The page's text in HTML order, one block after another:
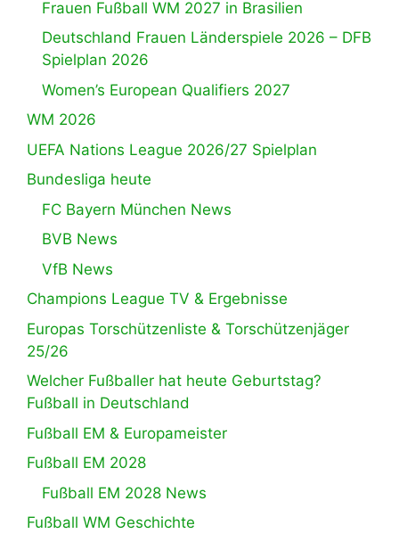
Frauen Fußball WM 2027 in Brasilien
Deutschland Frauen Länderspiele 2026 – DFB
Spielplan 2026
Women’s European Qualifiers 2027
WM 2026
UEFA Nations League 2026/27 Spielplan
Bundesliga heute
FC Bayern München News
BVB News
VfB News
Champions League TV & Ergebnisse
Europas Torschützenliste & Torschützenjäger
25/26
Welcher Fußballer hat heute Geburtstag?
Fußball in Deutschland
Fußball EM & Europameister
Fußball EM 2028
Fußball EM 2028 News
Fußball WM Geschichte